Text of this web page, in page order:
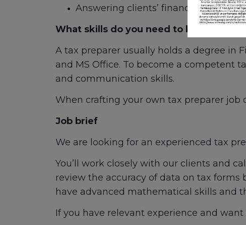
Answering clients’ financial
What skills do you need to be a tax
A tax preparer usually holds a degree in
and MS Office. To become a competent
and communication skills.
When crafting your own tax preparer
Job brief
We are looking for an experienced tax
You’ll work closely with our clients and
review the accuracy of data on tax forms
have advanced mathematical skills and
If you have relevant experience and